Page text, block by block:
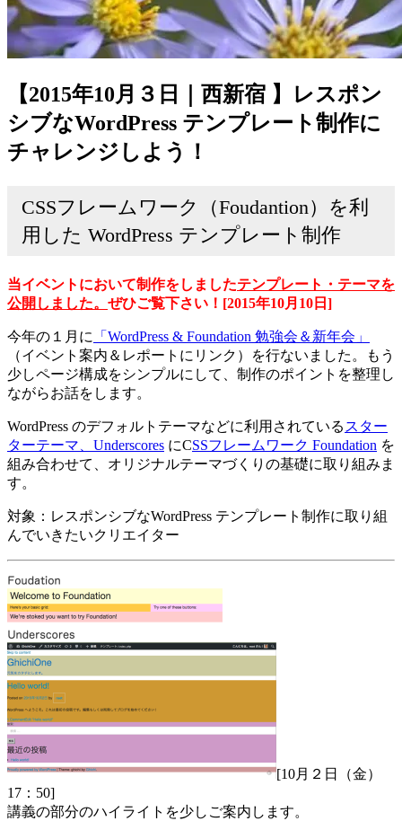
【2015年10月３日｜西新宿 】レスポン
シブなWordPress テンプレート制作に
チャレンジしよう！
CSSフレームワーク（Foudantion）を利
用した WordPress テンプレート制作
当イベントにおいて制作をしましたテンプレート・テーマを
公開しました。 ぜひご覧下さい！[2015年10月10日]
今年の１月に
「WordPress & Foundation 勉強会＆新年会」
（イベント案内＆レポートにリンク）を行ないました。もう
少しページ構成をシンプルにして、制作のポイントを整理し
ながらお話をします。
WordPress のデフォルトテーマなどに利用されている スター
ターテーマ、Underscores にCSSフレームワーク Foundation を
組み合わせて、オリジナルテーマづくりの基礎に取り組みま
す。
対象：レスポンシブなWordPress テンプレート制作に取り組
んでいきたいクリエイター
[10月２日（金）
17：50]
講義の部分のハイライトを少しご案内します。